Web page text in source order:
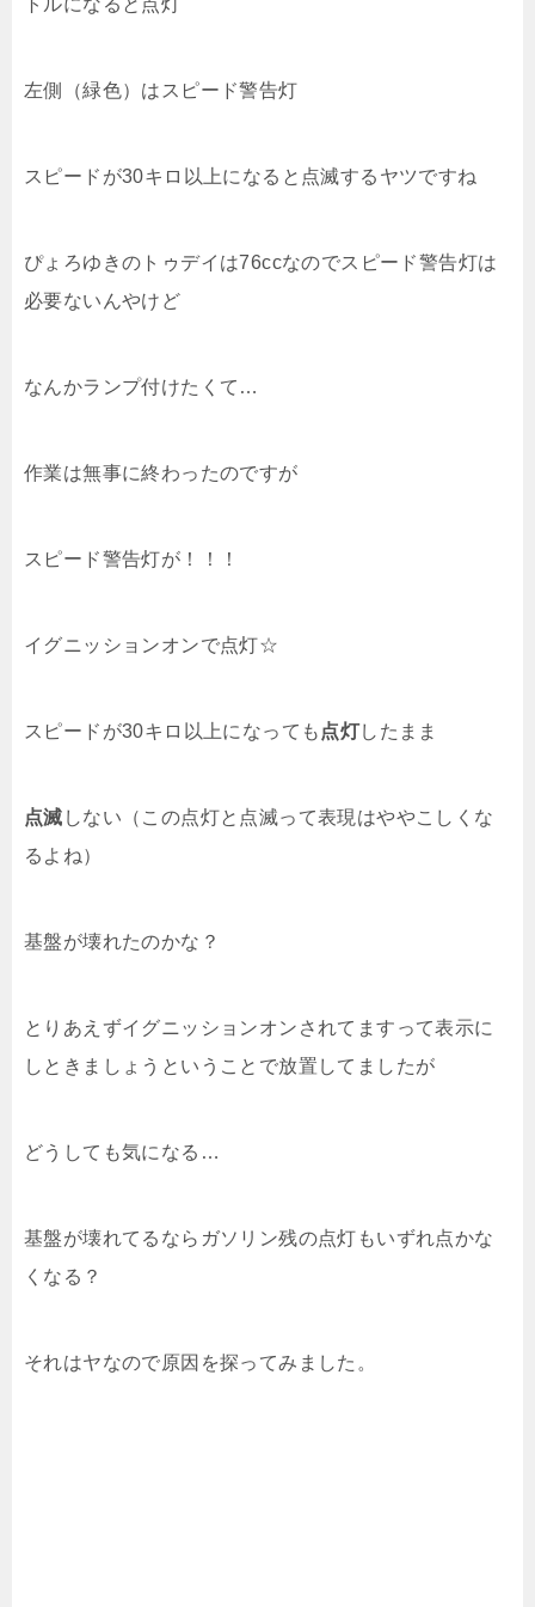
トルになると点灯
左側（緑色）はスピード警告灯
スピードが30キロ以上になると点滅するヤツですね
ぴょろゆきのトゥデイは76ccなのでスピード警告灯は
必要ないんやけど
なんかランプ付けたくて…
作業は無事に終わったのですが
スピード警告灯が！！！
イグニッションオンで点灯☆
スピードが30キロ以上になっても 点灯したまま
点滅 しない（この点灯と点滅って表現はややこしくな
るよね）
基盤が壊れたのかな？
とりあえずイグニッションオンされてますって表示に
しときましょうということで放置してましたが
どうしても気になる…
基盤が壊れてるならガソリン残の点灯もいずれ点かな
くなる？
それはヤなので原因を探ってみました。